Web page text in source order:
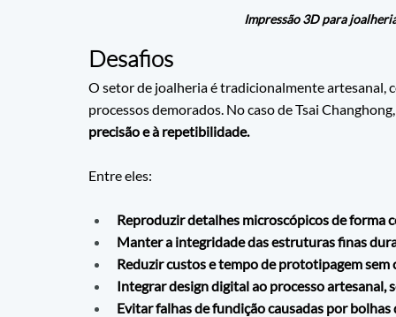
Impressão 3D para
Desafios
O setor de joalheria é tradicionalmente
processos demorados. No caso de Tsai
precisão e à repetibilidade.
Entre eles:
Reproduzir detalhes microscópicos de forma
Manter a integridade das estruturas finas
Reduzir custos e tempo de prototipagem
Integrar design digital ao processo artesanal,
Evitar falhas de fundição causadas por